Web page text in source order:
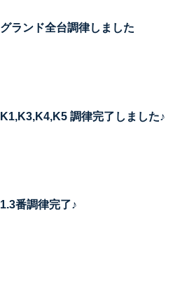
グランド全台調律しました
K1,K3,K4,K5 調律完了しました♪
1.3番調律完了♪